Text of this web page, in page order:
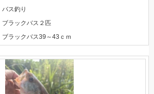
バス釣り
ブラックバス２匹
ブラックバス39～43ｃｍ